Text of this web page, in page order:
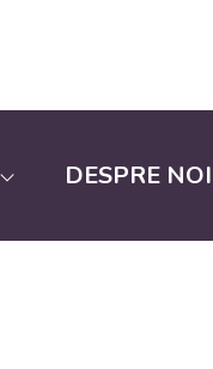
DESPRE NOI